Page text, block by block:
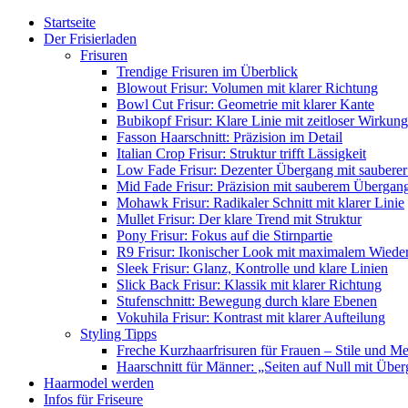
Startseite
Der Frisierladen
Frisuren
Trendige Frisuren im Überblick
Blowout Frisur: Volumen mit klarer Richtung
Bowl Cut Frisur: Geometrie mit klarer Kante
Bubikopf Frisur: Klare Linie mit zeitloser Wirkung
Fasson Haarschnitt: Präzision im Detail
Italian Crop Frisur: Struktur trifft Lässigkeit
Low Fade Frisur: Dezenter Übergang mit
Mid Fade Frisur: Präzision mit sauberem
Mohawk Frisur: Radikaler Schnitt mit klarer Linie
Mullet Frisur: Der klare Trend mit Struktur
Pony Frisur: Fokus auf die Stirnpartie
R9 Frisur: Ikonischer Look mit maximalem
Sleek Frisur: Glanz, Kontrolle und klare Linien
Slick Back Frisur: Klassik mit klarer Richtung
Stufenschnitt: Bewegung durch klare Ebenen
Vokuhila Frisur: Kontrast mit klarer Aufteilung
Styling Tipps
Freche Kurzhaarfrisuren für Frauen – Stile und
Haarschnitt für Männer: „Seiten auf Null mit
Haarmodel werden
Infos für Friseure